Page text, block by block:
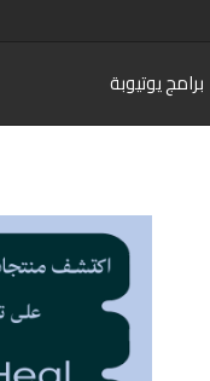
برامج يوتيوبة